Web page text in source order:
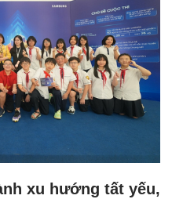
xu hướng tất yếu,